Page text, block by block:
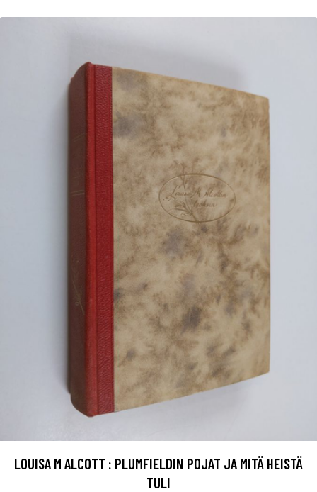
LOUISA M ALCOTT : PLUMFIELDIN POJAT JA MITÄ HEISTÄ
TULI